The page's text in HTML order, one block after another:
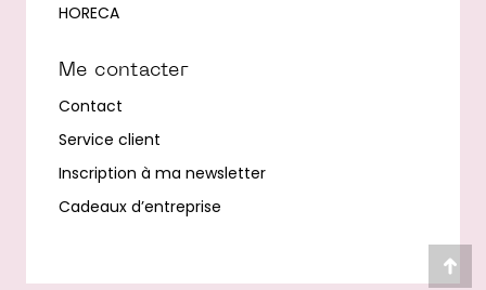
HORECA
Me contacter
Contact
Service client
Inscription à ma newsletter
Cadeaux d’entreprise